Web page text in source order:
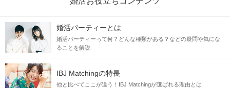
1 2 3 4
＼満席間近♡最大30名でカフェコン♪／
【店舗一部貸切】全員の異性と1対1トーク
1対1で全員とお話し 雰囲気◎オシャレ会場
婚活パーティーとは
婚活パーティーって何？どんな種類がある？などの疑問や気にな
ることを解説
IBJ Matchingの特長
他と比べてここが違う！IBJ Matchingが選ばれる理由とは